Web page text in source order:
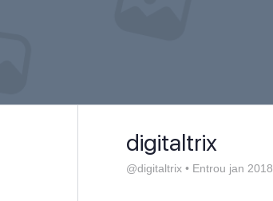
digitaltrix
@digitaltrix • Entrou jan 2018